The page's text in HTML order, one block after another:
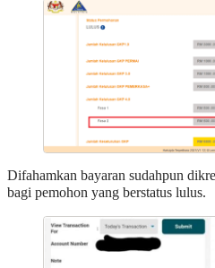
Difahamkan bayaran sudahpun
bagi pemohon yang berstatus lulus.